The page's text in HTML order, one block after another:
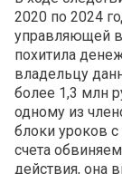
2020 по 2024
управляющей в
похитила
владельцу
более 1,3 млн
одному из
блоки уроков
счета
действия, она